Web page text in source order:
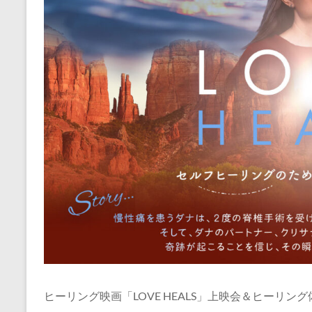
ヒーリング映画「LOVE HEALS」上映会＆ヒーリング